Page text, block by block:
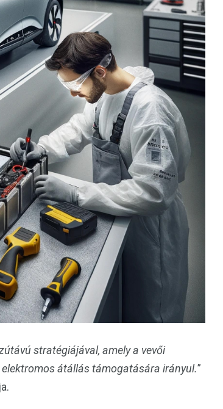
stratégiájával, amely a vevői
átállás támogatására irányul.”